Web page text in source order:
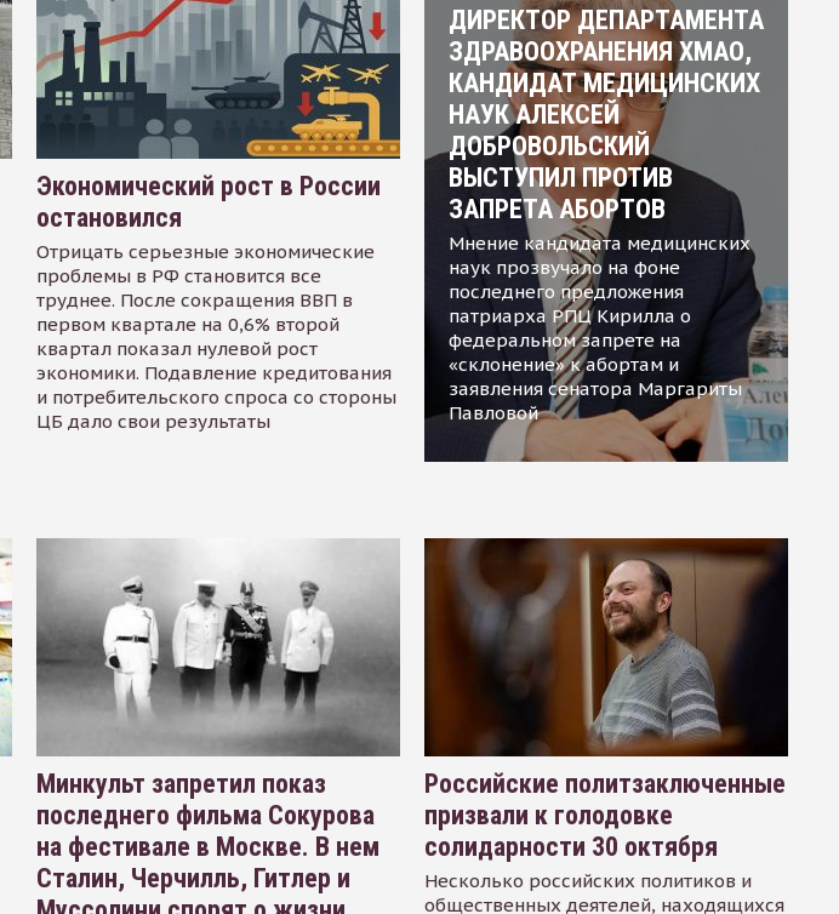
Экономический рост в России
остановился
Отрицать серьезные экономические
проблемы в РФ становится все
труднее. После сокращения ВВП в
первом квартале на 0,6% второй
квартал показал нулевой рост
экономики. Подавление кредитования
и потребительского спроса со стороны
ЦБ дало свои результаты
ДИРЕКТОР ДЕПАРТАМЕНТА
ЗДРАВООХРАНЕНИЯ ХМАО,
КАНДИДАТ МЕДИЦИНСКИХ
НАУК АЛЕКСЕЙ
ДОБРОВОЛЬСКИЙ
ВЫСТУПИЛ ПРОТИВ
ЗАПРЕТА АБОРТОВ
Мнение кандидата медицинских
наук прозвучало на фоне
последнего предложения
патриарха РПЦ Кирилла о
федеральном запрете на
«склонение» к абортам и
заявления сенатора Маргариты
Павловой
Минкульт запретил показ
последнего фильма Сокурова
на фестивале в Москве. В нем
Сталин, Черчилль, Гитлер и
Российские политзаключенные
призвали к голодовке
солидарности 30 октября
Несколько российских политиков и
общественных деятелей, находящихся